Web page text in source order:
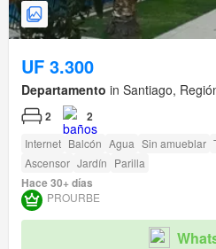
UF 3.300
Departamento in Santiago,
2 2
Internet Balcón Agua Sin amueblar
Ascensor Jardín Parilla
Hace 30+ días
PROURBE